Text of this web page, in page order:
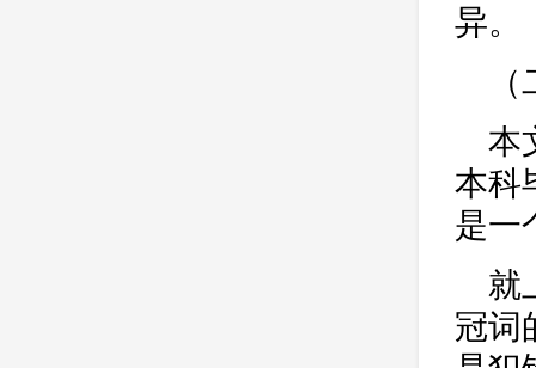
异。
本
本科
是一
就
冠词